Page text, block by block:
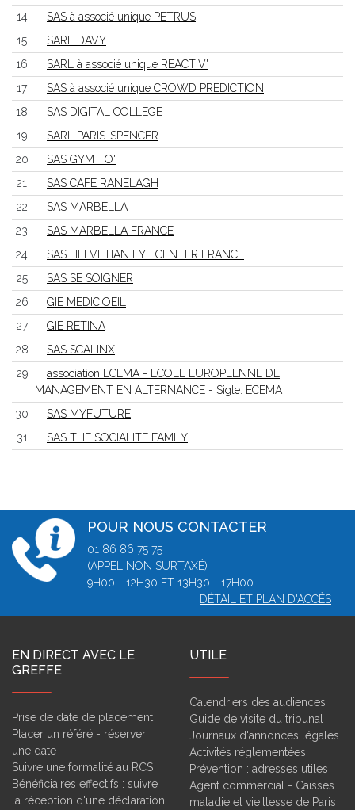
14
SAS à associé unique PETRUS
15
SARL DAVY
16
SARL à associé unique REACTIV'
17
SAS à associé unique CROWD PREDICTION
18
SAS DIGITAL COLLEGE
19
SARL PARIS-SPENCER
20
SAS GYM TO'
21
SAS CAFE RANELAGH
22
SAS MARBELLA
23
SAS MARBELLA FRANCE
24
SAS HELVETIAN EYE CENTER FRANCE
25
SAS SE SOIGNER
26
GIE MEDIC'OEIL
27
GIE RETINA
28
SAS SCALINX
29
association ECEMA - ECOLE EUROPEENNE DE
MANAGEMENT EN ALTERNANCE - Sigle: ECEMA
30
SAS MYFUTURE
31
SAS THE SOCIALITE FAMILY
POUR NOUS CONTACTER
01 86 86 75 75
(APPEL NON SURTAXÉ)
9H00 - 12H30 ET 13H30 - 17H00
DÉTAIL ET PLAN D'ACCÈS
EN DIRECT AVEC LE
GREFFE
Prise de date de placement
Placer un référé - réserver
une date
Suivre une formalité au RCS
Bénéficiaires effectifs : suivre
la réception d'une déclaration
UTILE
Calendriers des audiences
Guide de visite du tribunal
Journaux d'annonces légales
Activités réglementées
Prévention : adresses utiles
Agent commercial - Caisses
maladie et vieillesse de Paris